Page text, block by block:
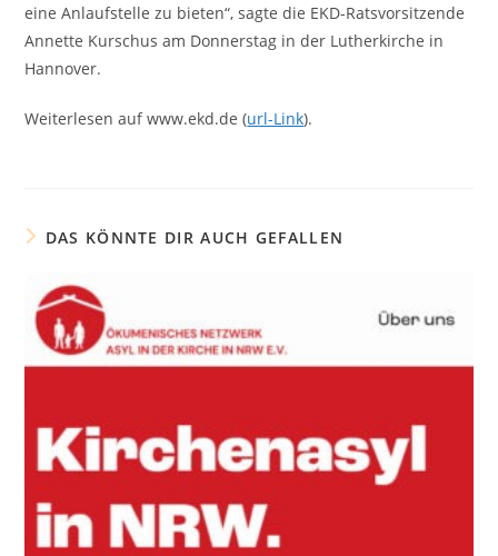
eine Anlaufstelle zu bieten“, sagte die EKD-Ratsvorsitzende
Annette Kurschus am Donnerstag in der Lutherkirche in
Hannover.
Weiterlesen auf www.ekd.de (url-Link).
DAS KÖNNTE DIR AUCH GEFALLEN